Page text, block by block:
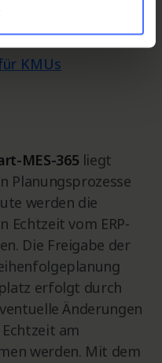
KMUs
MES-365 liegt
Planungsprozesse
werden die
Echtzeit vom ERP-
Die Freigabe der
erfolgt durch
Änderungen
am
werden. Mit dem